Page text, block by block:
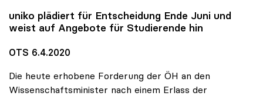
uniko plädiert für Entscheidung Ende Juni und
weist auf Angebote für Studierende hin
OTS 6.4.2020
Die heute erhobene Forderung der ÖH an den
Wissenschaftsminister nach einem Erlass der